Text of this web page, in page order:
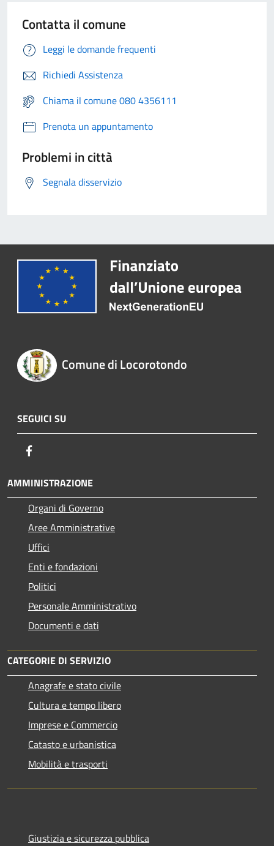
Contatta il comune
Leggi le domande frequenti
Richiedi Assistenza
Chiama il comune 080 4356111
Prenota un appuntamento
Problemi in città
Segnala disservizio
Comune di Locorotondo
SEGUICI SU
AMMINISTRAZIONE
Organi di Governo
Aree Amministrative
Uffici
Enti e fondazioni
Politici
Personale Amministrativo
Documenti e dati
CATEGORIE DI SERVIZIO
Anagrafe e stato civile
Cultura e tempo libero
Imprese e Commercio
Catasto e urbanistica
Mobilità e trasporti
Giustizia e sicurezza pubblica